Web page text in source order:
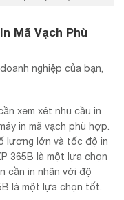
Mã Vạch Phù
nghiệp của bạn,
xem xét nhu cầu in
in mã vạch phù hợp.
lượng lớn và tốc độ in
365B là một lựa chọn
cần in nhãn với độ
là một lựa chọn tốt.